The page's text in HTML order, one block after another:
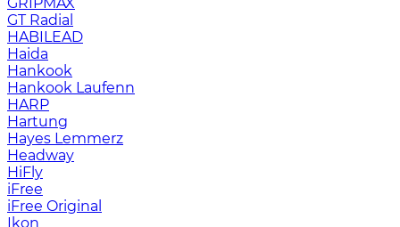
GT Radial
HABILEAD
Haida
Hankook
Hankook Laufenn
HARP
Hartung
Hayes Lemmerz
Headway
HiFly
iFree
iFree Original
Ikon